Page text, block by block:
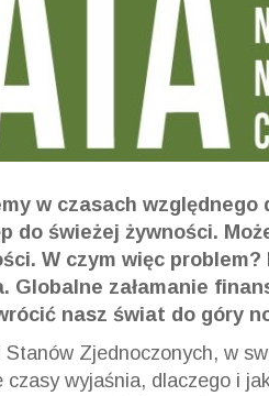
w czasach względnego
do świeżej żywności.
W czym więc problem?
załamanie
nasz świat do góry
Zjednoczonych, w
czasy wyjaśnia, dlaczego i